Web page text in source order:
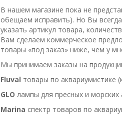
В нашем магазине пока не
обещаем исправить). Но Вы
указать артикул товара,
Вам сделаем коммерческое
товары «под заказ» ниже, чем у
Мы принимаем заказы на
Fluval товары по аквариумистике
GLO лампы для пресных и морских
Marina спектр товаров по